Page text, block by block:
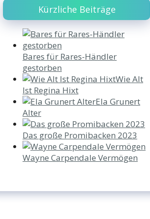
Kürzliche Beiträge
Bares für Rares-Händler
gestorben
Wie Alt
Ist Regina Hixt
Ela Grunert
Alter
Das große Promibacken 2023
Wayne Carpendale Vermögen